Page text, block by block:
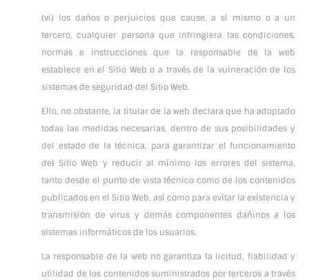
(vi) los daños o perjuicios que cause, a sí mismo o a un
tercero, cualquier persona que infringiera las condiciones,
normas e instrucciones que la responsable de la web
establece en el Sitio Web o a través de la vulneración de los
sistemas de seguridad del Sitio Web.
Ello, no obstante, la titular de la web declara que ha adoptado
todas las medidas necesarias, dentro de sus posibilidades y
del estado de la técnica, para garantizar el funcionamiento
del Sitio Web y reducir al mínimo los errores del sistema,
tanto desde el punto de vista técnico como de los contenidos
publicados en el Sitio Web, así como para evitar la existencia y
transmisión de virus y demás componentes dañinos a los
sistemas informáticos de los usuarios.
La responsable de la web no garantiza la licitud, fiabilidad y
utilidad de los contenidos suministrados por terceros a través